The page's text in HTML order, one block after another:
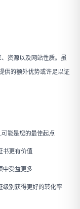
资源以及网站性质。虽
供的额外优势或许足以证
能是您的最佳起点
书更有价值
中受益更多
级别获得更好的转化率